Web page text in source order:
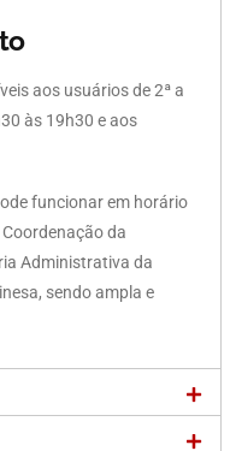
aos usuários de 2ª a
às 19h30 e aos
funcionar em horário
da
Administrativa da
sendo ampla e